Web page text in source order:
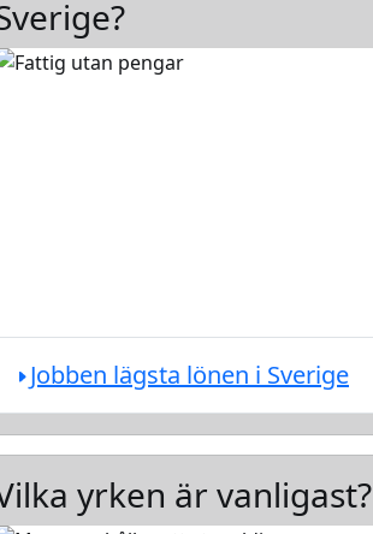
Jobben lägsta lönen i Sverige
yrken är vanligast?